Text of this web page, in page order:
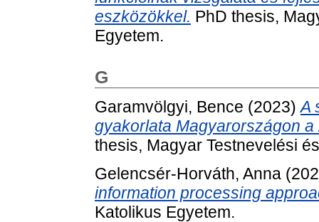
eszközökkel. PhD thesis,
Egyetem.
G
Garamvölgyi, Bence (2023)A
gyakorlata Magyarországon
thesis, Magyar Testnevelési
Gelencsér-Horváth, Anna
information processing
Katolikus Egyetem.